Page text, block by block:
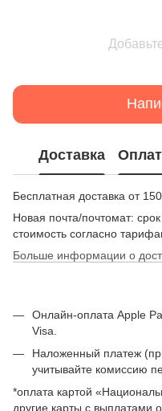
Доставка
Бесплатная доставка от
Новая почта/почтомат:
стоимость согласно
Больше информации о
Онлайн-оплата Apple
Visa.
Наложенный платеж
учитывайте комиссию
*оплата картой
другие карты с выплатами